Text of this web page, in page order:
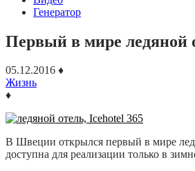
Генератор
Первый в мире ледяной
05.12.2016 ♦
Жизнь
♦
В Швеции открылся первый в мире
доступна для реализации только в